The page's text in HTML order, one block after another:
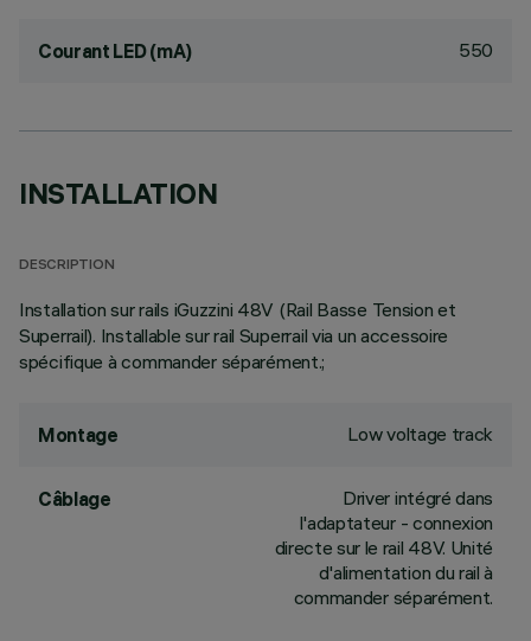
Courant LED (mA) 550
INSTALLATION
DESCRIPTION
Installation sur rails iGuzzini 48V (Rail Basse Tension et
Superrail). Installable sur rail Superrail via un accessoire
spécifique à commander séparément.;
Montage Low voltage track
Câblage
Driver intégré dans
l'adaptateur - connexion
directe sur le rail 48V. Unité
d'alimentation du rail à
commander séparément.